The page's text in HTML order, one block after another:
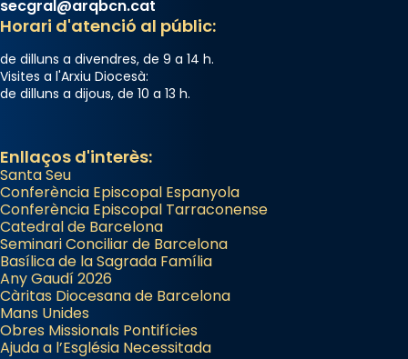
secgral@arqbcn.cat
Horari d'atenció al públic:
de dilluns a divendres, de 9 a 14 h.
Visites a l'Arxiu Diocesà:
de dilluns a dijous, de 10 a 13 h.
Enllaços d'interès:
Santa Seu
Conferència Episcopal Espanyola
Conferència Episcopal Tarraconense
Catedral de Barcelona
Seminari Conciliar de Barcelona
Basílica de la Sagrada Família
Any Gaudí 2026
Càritas Diocesana de Barcelona
Mans Unides
Obres Missionals Pontifícies
Ajuda a l’Església Necessitada